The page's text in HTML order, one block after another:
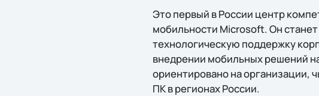
Это первый в России центр
мобильности Microsoft. Он
технологическую поддержку
внедрении мобильных решений
ориентировано на организации,
ПК в регионах России.